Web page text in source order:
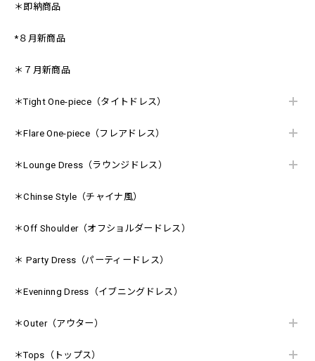
＊即納商品
*８月新商品
＊７月新商品
＊Tight One-piece（タイトドレス）
＊Flare One-piece（フレアドレス）
＊Lounge Dress（ラウンジドレス）
＊Chinse Style（チャイナ風）
＊Off Shoulder（オフショルダードレス）
＊ Party Dress（パーティードレス）
＊Eveninng Dress（イブニングドレス）
＊Outer（アウター）
＊Tops（トップス）